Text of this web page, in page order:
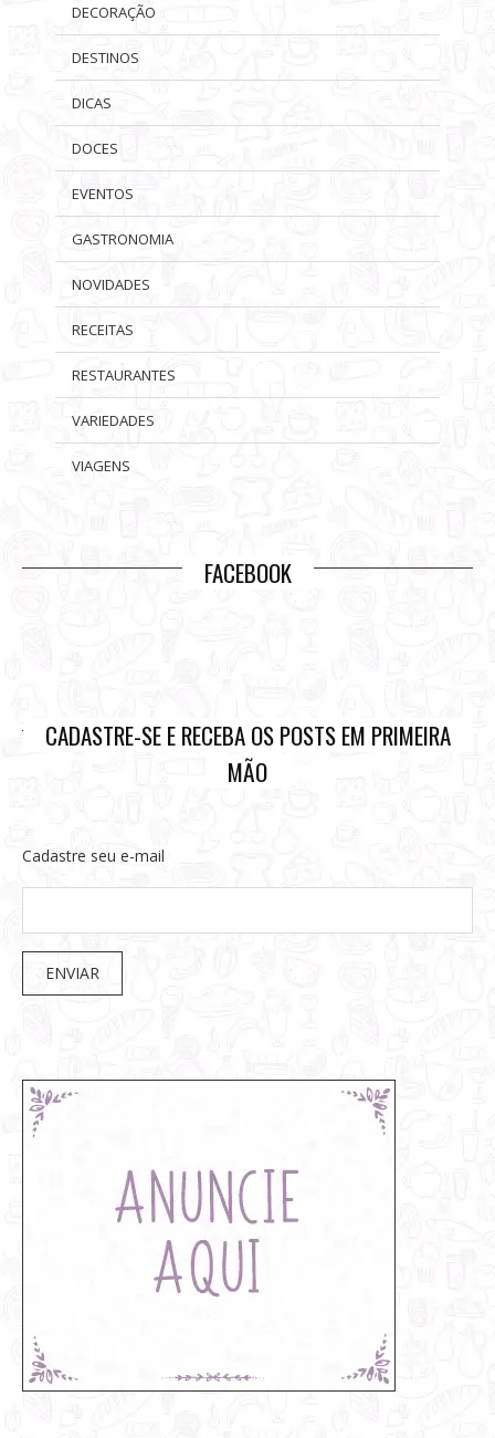
DECORAÇÃO
DESTINOS
DICAS
DOCES
EVENTOS
GASTRONOMIA
NOVIDADES
RECEITAS
RESTAURANTES
VARIEDADES
VIAGENS
FACEBOOK
CADASTRE-SE E RECEBA OS POSTS EM PRIMEIRA
MÃO
Cadastre seu e-mail